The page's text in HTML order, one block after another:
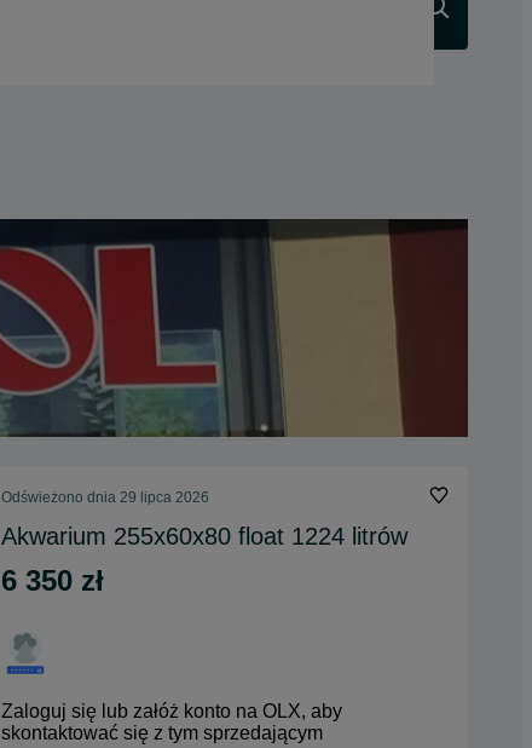
Odświeżono dnia 29 lipca 2026
Akwarium 255x60x80 float 1224 litrów
6 350 zł
Zaloguj się lub załóż konto na OLX, aby
skontaktować się z tym sprzedającym